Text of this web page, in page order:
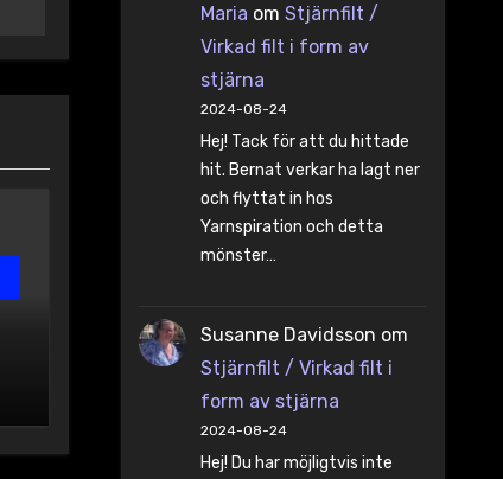
Maria om Stjärnfilt /
Virkad filt i form av
stjärna
2024-08-24
Hej! Tack för att du hittade
hit. Bernat verkar ha lagt ner
och flyttat in hos
Yarnspiration och detta
mönster…
Susanne Davidsson om
Stjärnfilt / Virkad filt i
form av stjärna
2024-08-24
Hej! Du har möjligtvis inte